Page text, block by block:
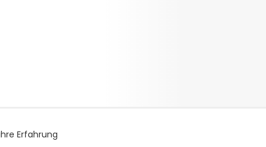
Erfahrung